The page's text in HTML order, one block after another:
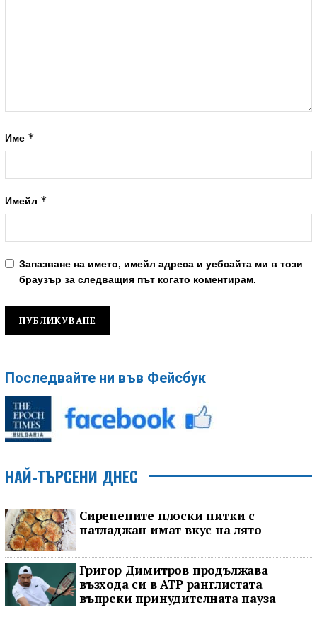
Име *
Имейл *
Запазване на името, имейл адреса и уебсайта ми в този
браузър за следващия път когато коментирам.
Последвайте ни във Фейсбук
НАЙ-ТЪРСЕНИ ДНЕС
Сиренените плоски питки с
патладжан имат вкус на лято
Григор Димитров продължава
възхода си в ATP ранглистата
въпреки принудителната пауза